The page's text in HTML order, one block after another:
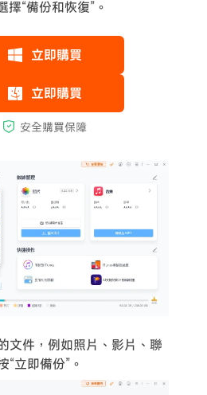
擇“備份和恢復”。
文件，例如照片、影片、聯
“立即備份”。